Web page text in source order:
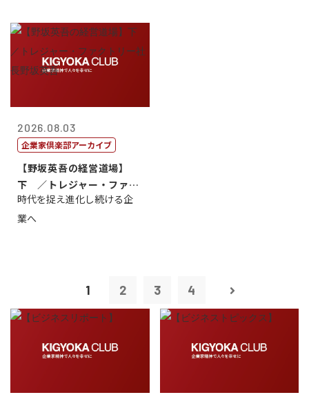
2026.08.03
企業家倶楽部アーカイブ
【野坂英吾の経営道場】
下 ／トレジャー・ファク
トリー社長野坂...
時代を捉え進化し続ける企
業へ
1 2 3 4